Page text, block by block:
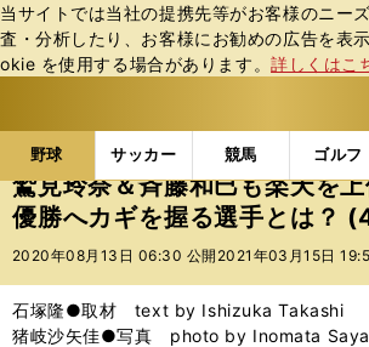
当サイトでは当社の提携先等がお客様のニー
査・分析したり、お客様にお勧めの広告を表
okie を使⽤する場合があります。詳しくはこ
野球 サッカー 競馬 ゴルフ
b
ス
ポ
ル
バ
野球の記事一覧 プロ野球 鷲
鷲見玲奈＆斉藤和巳も楽天を
優勝へカギを握る選手とは？
2020年08月13日 06:30 公開 2021年03月15日
石塚隆●取材 text by Ishizuka Takashi
猪岐沙矢佳●写真 photo by Inomata